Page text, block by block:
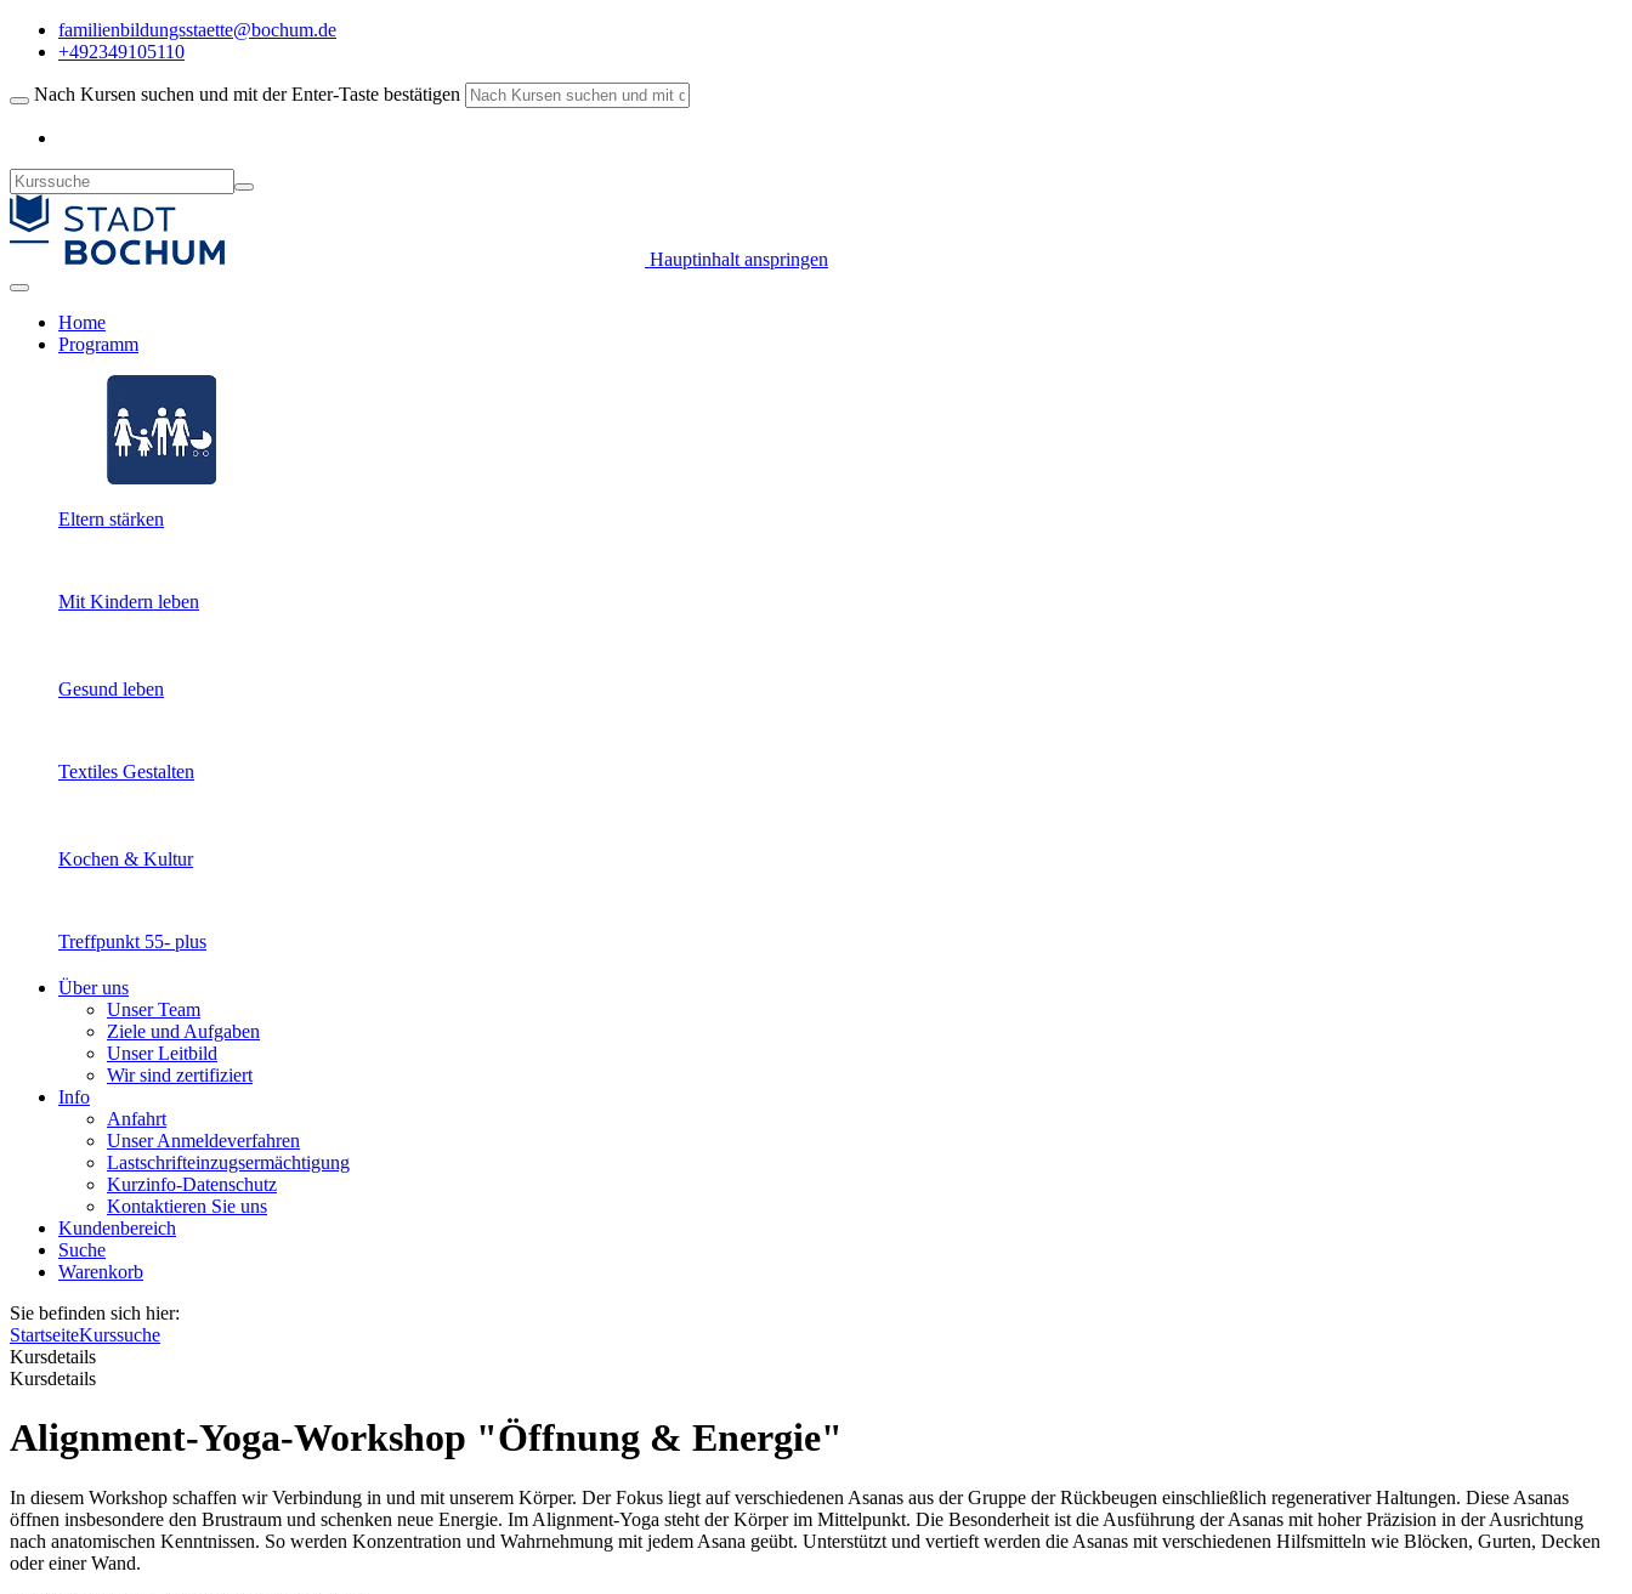
familienbildungsstaette@bochum.de
+492349105110
Nach Kursen suchen und mit der Enter-Taste bestätigen
Hauptinhalt anspringen
Home
Programm
Eltern stärken
Mit Kindern leben
Gesund leben
Textiles Gestalten
Kochen & Kultur
Treffpunkt 55- plus
Über uns
Unser Team
Ziele und Aufgaben
Unser Leitbild
Wir sind zertifiziert
Info
Anfahrt
Unser Anmeldeverfahren
Lastschrifteinzugsermächtigung
Kurzinfo-Datenschutz
Kontaktieren Sie uns
Kundenbereich
Suche
Warenkorb
Sie befinden sich hier:
StartseiteKurssuche
Kursdetails
Kursdetails
Alignment-Yoga-Workshop "Öffnung & Energie"
In diesem Workshop schaffen wir Verbindung in und mit unserem Körper. Der Fokus liegt auf verschiedenen Asanas aus der Gruppe der Rückbeugen einschließlich regenerativer Haltungen. Diese Asanas
öffnen insbesondere den Brustraum und schenken neue Energie. Im Alignment-Yoga steht der Körper im Mittelpunkt. Die Besonderheit ist die Ausführung der Asanas mit hoher Präzision in der Ausrichtung
nach anatomischen Kenntnissen. So werden Konzentration und Wahrnehmung mit jedem Asana geübt. Unterstützt und vertieft werden die Asanas mit verschiedenen Hilfsmitteln wie Blöcken, Gurten, Decken
oder einer Wand.